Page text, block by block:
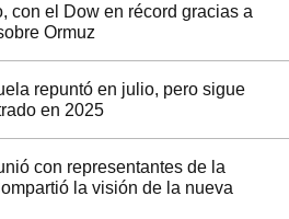
con el Dow en récord gracias a
Ormuz
repuntó en julio, pero sigue
en 2025
con representantes de la
la visión de la nueva